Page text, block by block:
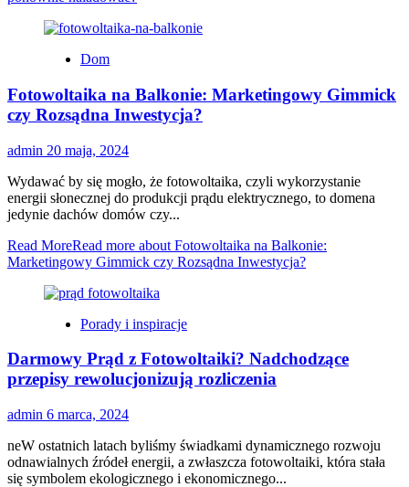
Dom
Fotowoltaika na Balkonie: Marketingowy Gimmick
czy Rozsądna Inwestycja?
admin 20 maja, 2024
Wydawać by się mogło, że fotowoltaika, czyli wykorzystanie
energii słonecznej do produkcji prądu elektrycznego, to domena
jedynie dachów domów czy...
Read MoreRead more about Fotowoltaika na Balkonie:
Marketingowy Gimmick czy Rozsądna Inwestycja?
Porady i inspiracje
Darmowy Prąd z Fotowoltaiki? Nadchodzące
przepisy rewolucjonizują rozliczenia
admin 6 marca, 2024
neW ostatnich latach byliśmy świadkami dynamicznego rozwoju
odnawialnych źródeł energii, a zwłaszcza fotowoltaiki, która stała
się symbolem ekologicznego i ekonomicznego...